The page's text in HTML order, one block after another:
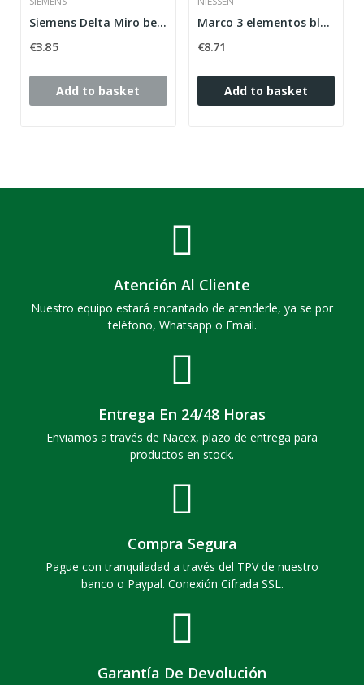
Siemens Delta Miro bell symbol key in carbon...
€3.85
Add to basket
Marco 3 elementos blanco alpino horizontal...
€8.71
Add to basket
Atención Al Cliente
Nuestro equipo estará encantado de atenderle, ya se por
teléfono, Whatsapp o Email.
Entrega En 24/48 Horas
Enviamos a través de Nacex, plazo de entrega para
productos en stock.
Compra Segura
Pague con tranquiladad a través del TPV de nuestro
banco o Paypal. Conexión Cifrada SSL.
Garantía De Devolución